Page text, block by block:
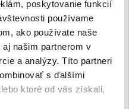
poskytovanie funkcií
používame
ako používate naše
našim partnerom v
a analýzy. Títo partneri
s ďalšími
ktoré od vás získali,
PFAFF Nožnicová zdvíhacia
plošina s elektro hydraulickým
systémom 800kg
14 763,94 €
Zdvih (mm): 1410 mm